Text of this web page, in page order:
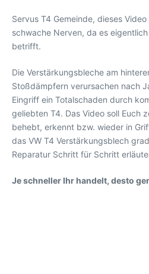
Servus T4 Gemeinde, dieses
schwache Nerven, da es
betrifft.
Die Verstärkungsbleche am
Stoßdämpfern verursachen nach
Eingriff ein Totalschaden durch
geliebten T4. Das Video soll Euch
behebt, erkennt bzw. wieder in
das VW T4 Verstärkungsblech
Reparatur Schritt für Schritt
Je schneller Ihr handelt, desto